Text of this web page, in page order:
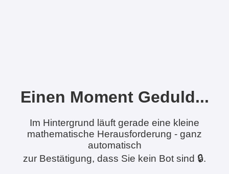
Einen Moment Geduld...
Im Hintergrund läuft gerade eine kleine
mathematische Herausforderung - ganz
automatisch
zur Bestätigung, dass Sie kein Bot sind 🔒.